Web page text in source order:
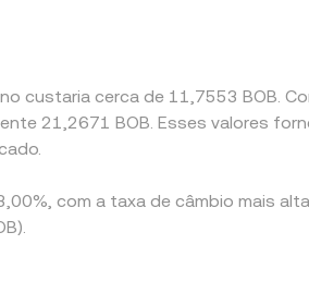
custaria cerca de 11,7553 BOB.
21,2671 BOB. Esses valores
com a taxa de câmbio mais